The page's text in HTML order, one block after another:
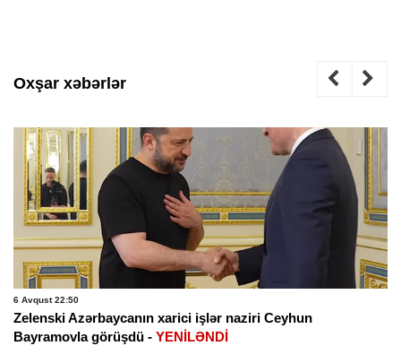
Oxşar xəbərlər
6 Avqust 22:50
Zelenski Azərbaycanın xarici işlər naziri Ceyhun
Bayramovla görüşdü - YENİLƏNDİ